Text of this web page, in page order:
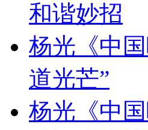
和谐妙招
杨光《中
道光芒”
杨光《中